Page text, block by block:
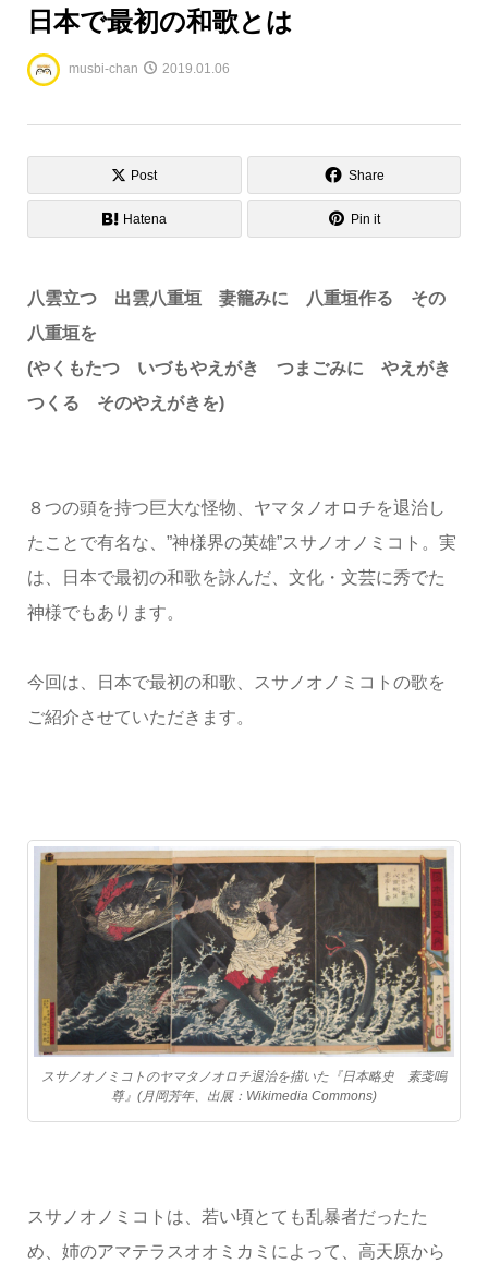
日本で最初の和歌とは
musbi-chan 2019.01.06
Post Share
Hatena Pin it
八雲立つ 出雲八重垣 妻籠みに 八重垣作る その
八重垣を
(やくもたつ いづもやえがき つまごみに やえがき
つくる そのやえがきを)
８つの頭を持つ巨大な怪物、ヤマタノオロチを退治し
たことで有名な、”神様界の英雄”スサノオノミコト。実
は、日本で最初の和歌を詠んだ、文化・文芸に秀でた
神様でもあります。
今回は、日本で最初の和歌、スサノオノミコトの歌を
ご紹介させていただきます。
スサノオノミコトのヤマタノオロチ退治を描いた『日本略史 素戔嗚
尊』(月岡芳年、出展：Wikimedia Commons)
スサノオノミコトは、若い頃とても乱暴者だったた
め、姉のアマテラスオオミカミによって、高天原から